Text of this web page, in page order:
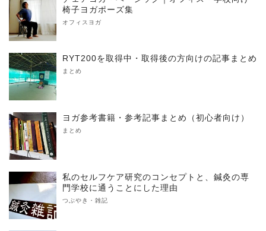
椅子ヨガポーズ集
オフィスヨガ
RYT200を取得中・取得後の方向けの記事まとめ
まとめ
ヨガ参考書籍・参考記事まとめ（初心者向け）
まとめ
私のセルフケア研究のコンセプトと、鍼灸の専
門学校に通うことにした理由
つぶやき・雑記